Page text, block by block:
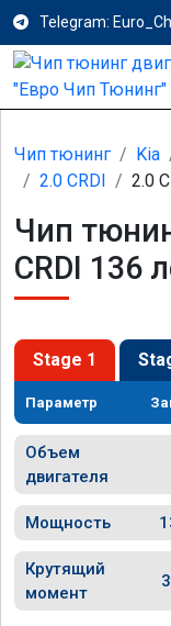
Telegram:
Чип тюнинг Kia
2.0 CRDI
2.0
Чип
CRDI 136
Stage 1
Параметр
Объем
двигателя
Мощность
Крутящий
момент